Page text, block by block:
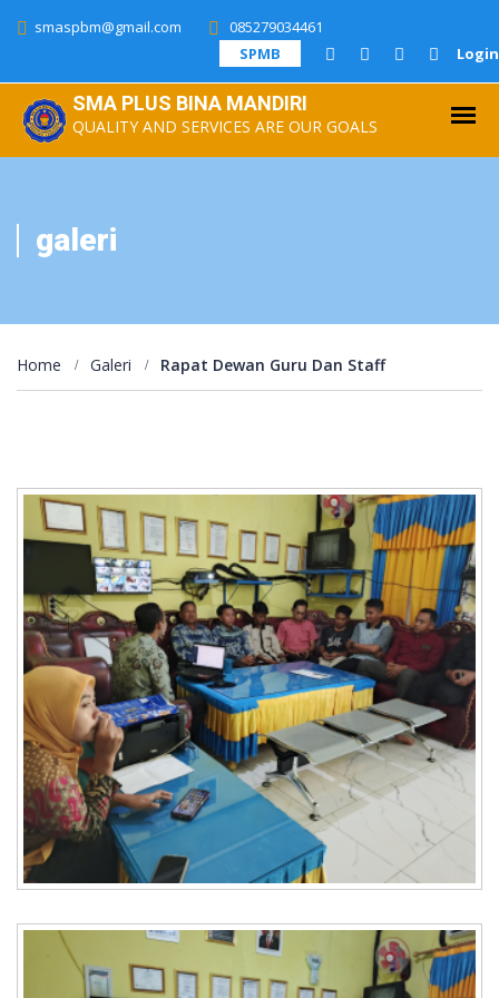
SMA PLUS BINA MANDIRI
QUALITY AND SERVICES ARE OUR GOALS
smaspbm@gmail.com
085279034461
SPMB
Login
galeri
Home Galeri Rapat Dewan Guru Dan Staff